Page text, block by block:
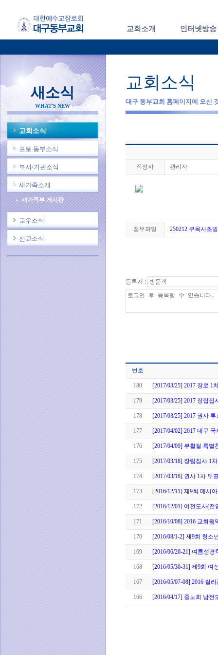
교회소개 인터넷방송
새소식
WHAT'S NEW
교회소식
포토 동부소식
부서/기관소식
새가족소개
새가족부 게시판
교우소식
선교소식
교회소식
대구 동부교회 홈페이지에 오신
작성자 관리자
첨부파일 250212 부목사초
등록자 :
번호
180 [2017/03/25] 2017 장로 1
179 [2017/03/25] 2017 장립
178 [2017/03/25] 2017 권사
177 [2017/04/02] 2017 대구
176 [2017/04/09] 부활절 특별
175 [2017/03/18] 장립집사 1
174 [2017/03/18] 권사 1차 투
173 [2016/12/11] 제9회 메시
172 [2016/12/01] 여전도사(전
171 [2016/10/08] 2016 교회음
170 [2016/08/1-2] 제9회 청소
169 [2016/06/20-21] 여름성
168 [2016/05/30-31] 제9회 여
167 [2016/05/07-08] 2016 컬
166 [2016/04/17] 중노회 남전